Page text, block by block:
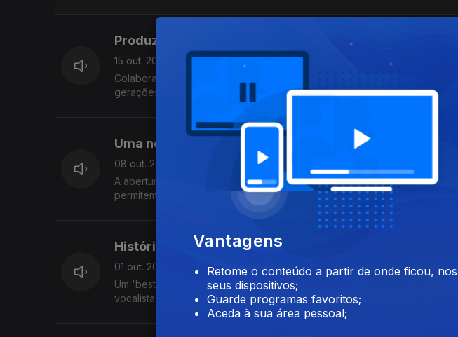
Produzidos por Tony Visconti
15 out. 2023
Colaborador histórico de David Bowie e de Marc Bolan, o produtor Ton y
gerações, géneros e geografias. Por aqui passam nomes como Les Rita
Uma noite com museus
08 out. 2023
A abertura da Maison Gainsbourg em Paris é o mote para uma viagem
permitem "visitar" os mundos de Prince, Elvis Presley, os Beatles, Edith
Histórias de uma superbanda
01 out. 2023
Um 'best of' dos Electronic é o mote para um percurso que passa pelos
vocalista dos New Order, o ex-guitarrista dos Smithes e, em várias
Vantagens
Retome o conteúdo a partir de onde ficou, nos
seus dispositivos;
Guarde programas favoritos;
Aceda à sua área pessoal;